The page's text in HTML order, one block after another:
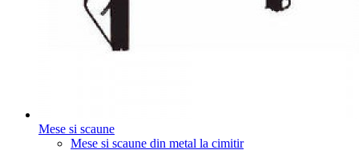
Mese si scaune
Mese si scaune din metal la cimitir